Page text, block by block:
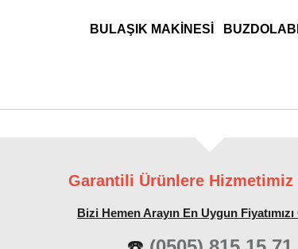
ANA MENÜ
BULAŞIK MAKINESI BUZDOLABI
Garantili Ürünlere Hizmetimiz
Bizi Hemen Arayın En Uygun